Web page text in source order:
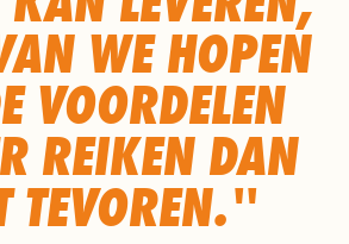
WE HOPEN
VOORDELEN
REIKEN DAN
TEVOREN.''